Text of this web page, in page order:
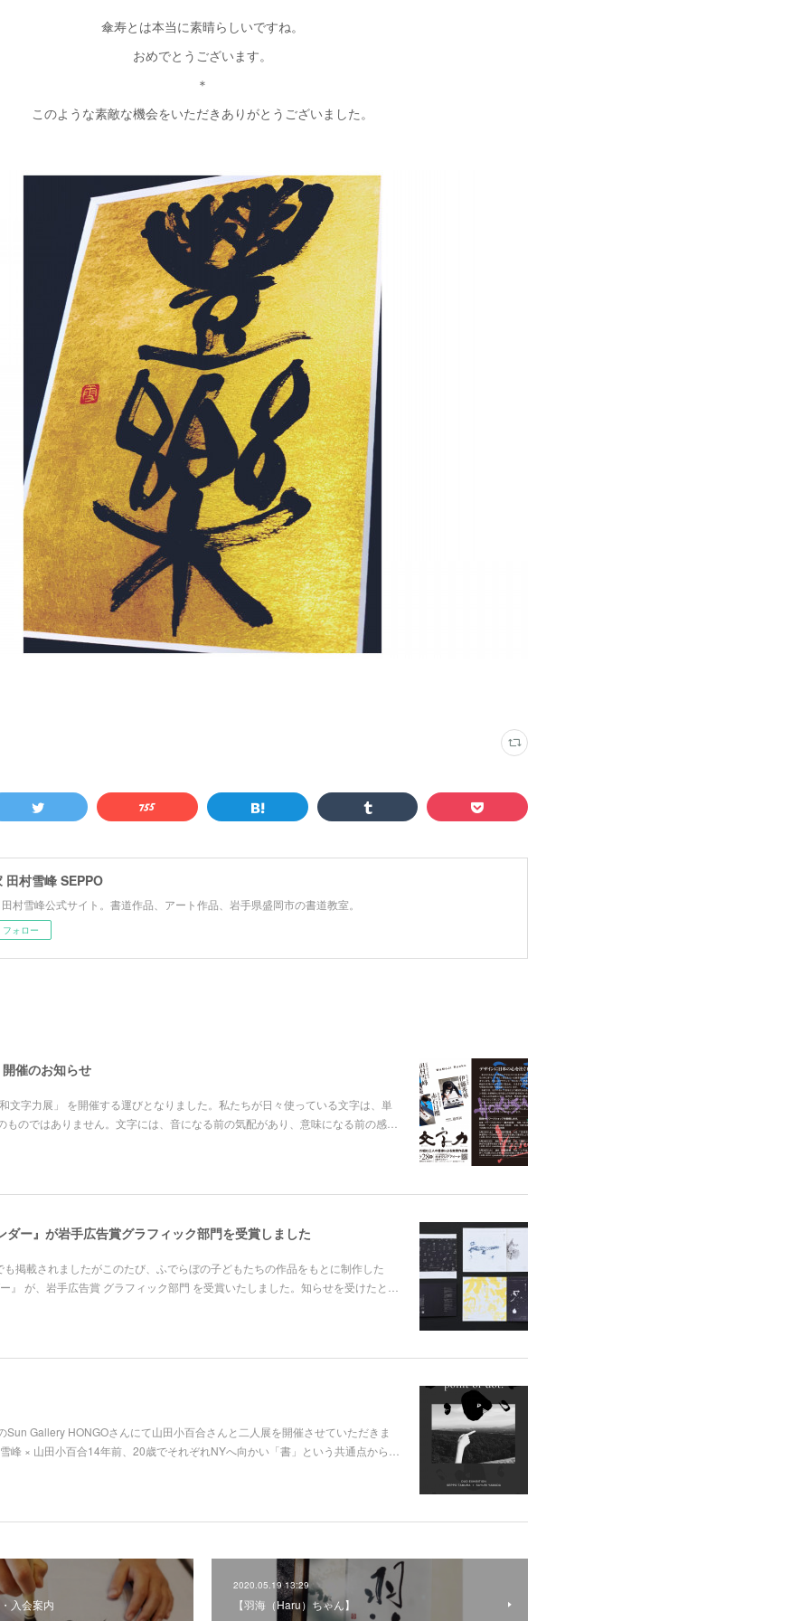
傘寿とは本当に素晴らしいですね。
おめでとうございます。
＊
このような素敵な機会をいただきありがとうございました。
田村雪峰 SEPPO
村雪峰公式サイト。書道作品、アート作品、岩手県盛岡市の書道教室。
フォロー
開催のお知らせ
文字力展」 を開催する運びとなりました。私たちが日々使っている文字は、単
ものではありません。文字には、音になる前の気配があり、意味になる前の感…
ダー』が岩手広告賞グラフィック部門を受賞しました
掲載されましたがこのたび、ふでらぼの子どもたちの作品をもとに制作した
』 が、岩手広告賞 グラフィック部門 を受賞いたしました。知らせを受けたと…
Sun Gallery HONGOさんにて山田小百合さんと二人展を開催させていただきま
峰 × 山田小百合14年前、20歳でそれぞれNYへ向かい「書」という共通点から…
入会案内
2020.05.19 13:29
【羽海（Haru）ちゃん】